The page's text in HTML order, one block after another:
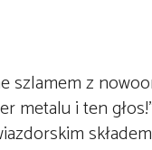
szlamem z
metalu i ten